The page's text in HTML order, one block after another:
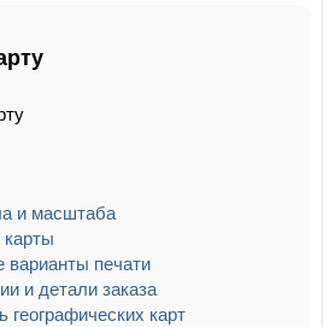
и масштаба
варианты печати
и детали заказа
географических карт